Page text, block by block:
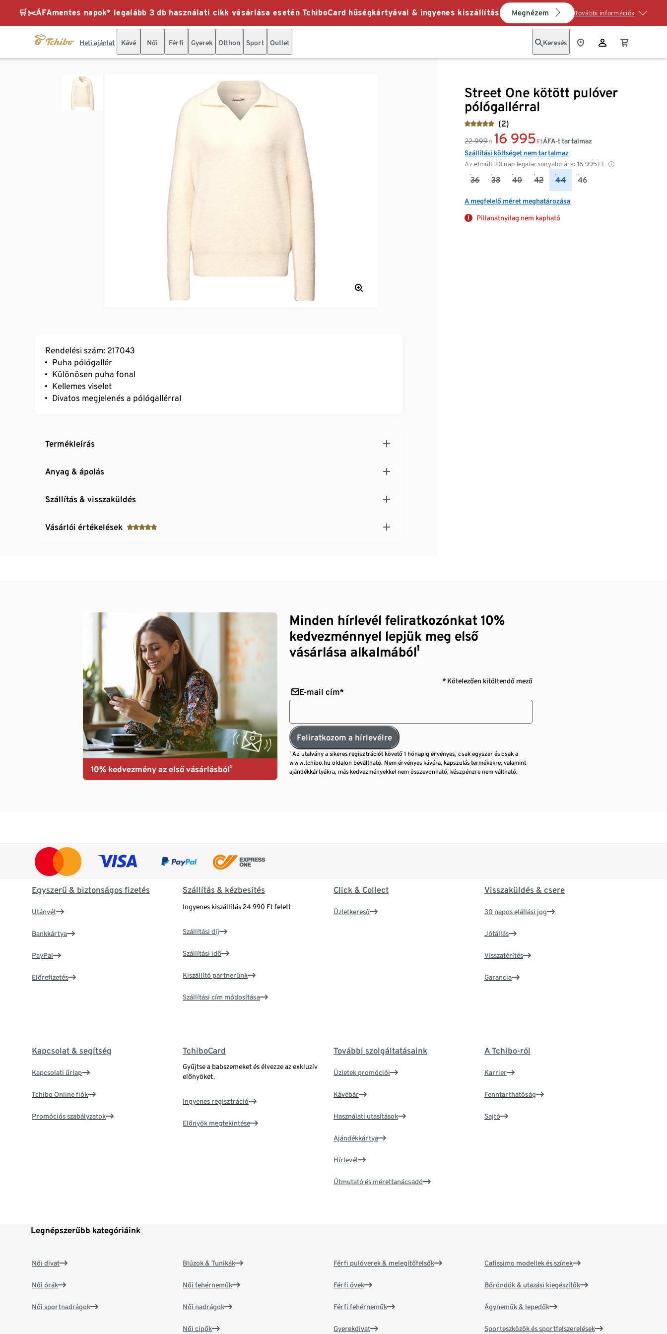
🛒✂️ÁFAmentes napok* legalább 3 db használati cikk vásárlása esetén TchiboCard hűségkártyával & ingyenes kiszállítás Megnézem További információk
Heti ajánlat Kávé Női Férfi Gyerek Otthon Sport Outlet Keresés
Street One kötött pulóver
pólógallérral
(2)
22 999 Ft 16 995 Ft
Az elmúlt 30 nap legalacsonyabb ára: 16 995 Ft
ÁFA-t tartalmaz
Szállítási költséget nem tartalmaz
36 38 40 42 44 46
A megfelelő méret meghatározása
Pillanatnyilag nem kapható
Rendelési szám: 217043
Puha pólógallér
Különösen puha fonal
Kellemes viselet
Divatos megjelenés a pólógallérral
Termékleírás
Anyag & ápolás
Szállítás & visszaküldés
Vásárlói értékelések
10% kedvezmény az első vásárlásból¹
Minden hírlevél feliratkozónkat 10%
kedvezménnyel lepjük meg első
vásárlása alkalmából¹
* Kötelezően kitöltendő mező
E-mail cím*
Feliratkozom a hírlevélre
¹ Az utalvány a sikeres regisztrációt követő 1 hónapig érvényes, csak egyszer és csak a
www.tchibo.hu oldalon beváltható. Nem érvényes kávéra, kapszulás termékekre, valamint
ajándékkártyákra, más kedvezményekkel nem összevonható, készpénzre nem váltható.
Egyszerű & biztonságos fizetés
Utánvét
Bankkártya
PayPal
Előrefizetés
Szállítás & kézbesítés
Ingyenes kiszállítás 24 990 Ft felett
Szállítási díj
Szállítási idő
Kiszállító partnerünk
Szállítási cím módosítása
Click & Collect
Üzletkereső
Visszaküldés & csere
30 napos elállási jog
Jótállás
Visszatérítés
Garancia
Kapcsolat & segítség
Kapcsolati űrlap
Tchibo Online fiók
Promóciós szabályzatok
TchiboCard
Gyűjtse a babszemeket és élvezze az exkluzív
előnyöket.
Ingyenes regisztráció
Előnyök megtekintése
További szolgáltatásaink
Üzletek promóciói
Kávébár
Használati utasítások
Ajándékkártya
Hírlevél
Útmutató és mérettanácsadó
A Tchibo-ról
Karrier
Fenntarthatóság
Sajtó
Legnépszerűbb kategóriáink
Női divat
Női órák
Női sportnadrágok
Blúzok & Tunikák
Női fehérneműk
Női nadrágok
Női cipők
Férfi pulóverek & melegítőfelsők
Férfi övek
Férfi fehérneműk
Gyerekdivat
Cafissimo modellek és színek
Bőröndök & utazási kiegészítők
Ágyneműk & lepedők
Sporteszközök és sportfelszerelések